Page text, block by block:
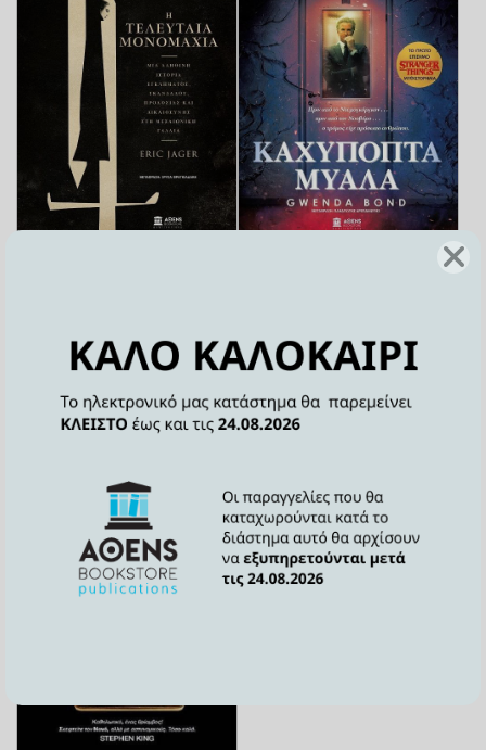
20,00€ 9,90€
ΠΡΟΣΘΗΚΗ ΣΤΟ ΚΑΛΑΘΙ
21,00€ 16,00€
ΠΡΟΣΘΗΚΗ ΣΤΟ ΚΑΛΑΘΙ